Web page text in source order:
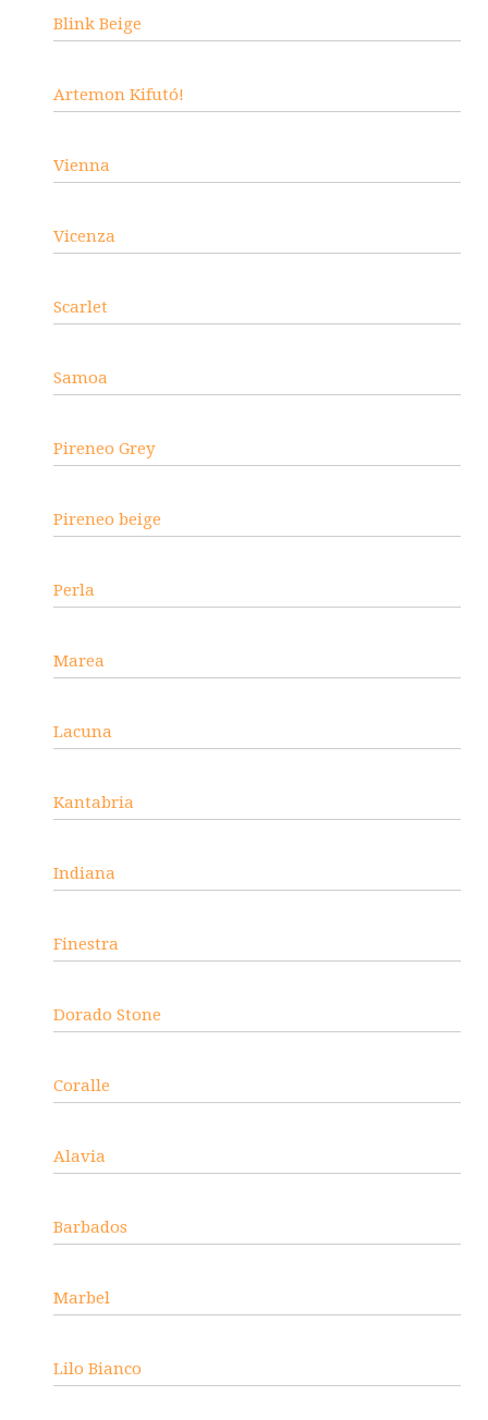
Blink Beige
Artemon Kifutó!
Vienna
Vicenza
Scarlet
Samoa
Pireneo Grey
Pireneo beige
Perla
Marea
Lacuna
Kantabria
Indiana
Finestra
Dorado Stone
Coralle
Alavia
Barbados
Marbel
Lilo Bianco